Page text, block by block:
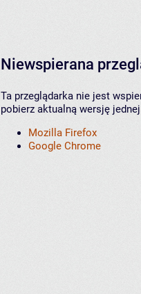
Niewspierana
Ta przeglądarka nie jest
pobierz aktualną wersję
Mozilla Firefox
Google Chrome